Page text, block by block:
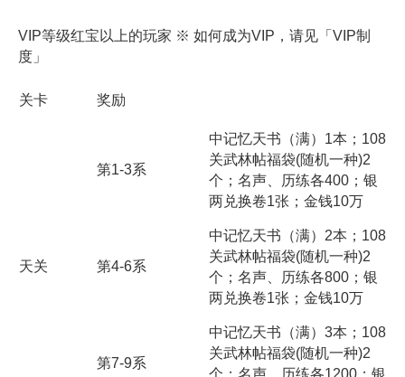
VIP等级红宝以上的玩家 ※ 如何成为VIP，请见「VIP制
度」
关卡 奖励
天关
第1-3系
中记忆天书（满） 1本； 108
关武林帖福袋(随机一种)2
个；名声、历练各400 ；银
两兑换卷1张；金钱10万
第4-6系
中记忆天书（满） 2本； 108
关武林帖福袋(随机一种)2
个；名声、历练各800 ；银
两兑换卷1张；金钱10万
第7-9系
中记忆天书（满） 3本； 108
关武林帖福袋(随机一种)2
个；名声、历练各1200 ；银